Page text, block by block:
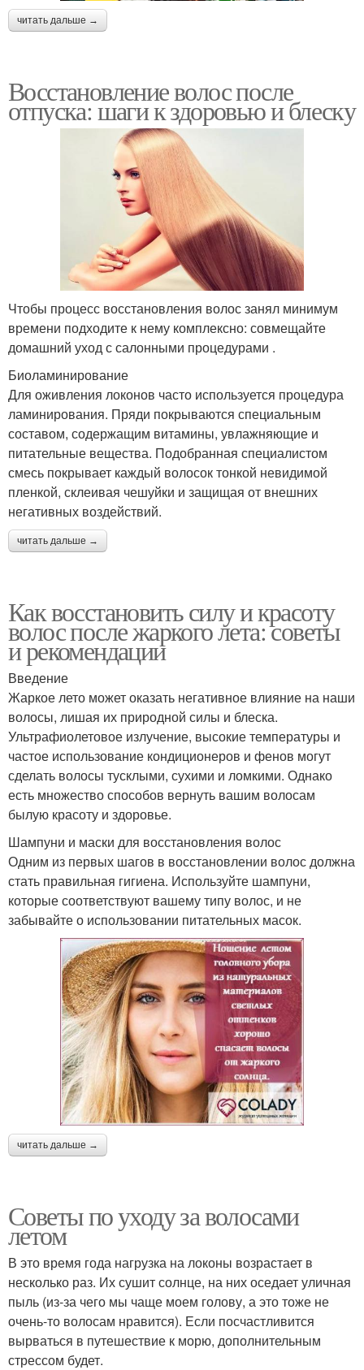
читать дальше →
Восстановление волос после
отпуска: шаги к здоровью и блеску
Чтобы процесс восстановления волос занял минимум
времени подходите к нему комплексно: совмещайте
домашний уход с салонными процедурами .
Биоламинирование
Для оживления локонов часто используется процедура
ламинирования. Пряди покрываются специальным
составом, содержащим витамины, увлажняющие и
питательные вещества. Подобранная специалистом
смесь покрывает каждый волосок тонкой невидимой
пленкой, склеивая чешуйки и защищая от внешних
негативных воздействий.
читать дальше →
Как восстановить силу и красоту
волос после жаркого лета: советы
и рекомендации
Введение
Жаркое лето может оказать негативное влияние на наши
волосы, лишая их природной силы и блеска.
Ультрафиолетовое излучение, высокие температуры и
частое использование кондиционеров и фенов могут
сделать волосы тусклыми, сухими и ломкими. Однако
есть множество способов вернуть вашим волосам
былую красоту и здоровье.
Шампуни и маски для восстановления волос
Одним из первых шагов в восстановлении волос должна
стать правильная гигиена. Используйте шампуни,
которые соответствуют вашему типу волос, и не
забывайте о использовании питательных масок.
читать дальше →
Советы по уходу за волосами
летом
В это время года нагрузка на локоны возрастает в
несколько раз. Их сушит солнце, на них оседает уличная
пыль (из-за чего мы чаще моем голову, а это тоже не
очень-то волосам нравится). Если посчастливится
вырваться в путешествие к морю, дополнительным
стрессом будет.